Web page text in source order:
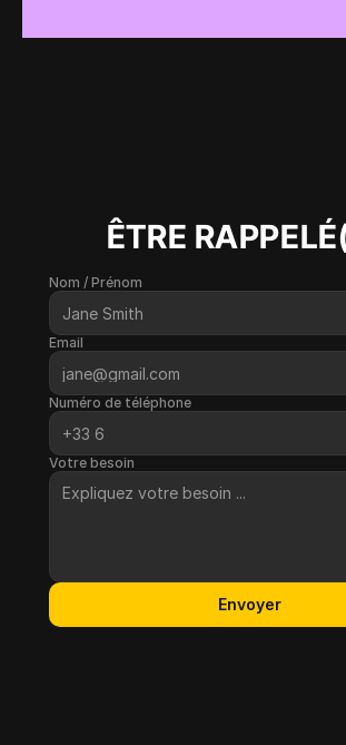
ÊTRE
Nom / Prénom
Email
Numéro de téléphone
Votre besoin
Envoyer